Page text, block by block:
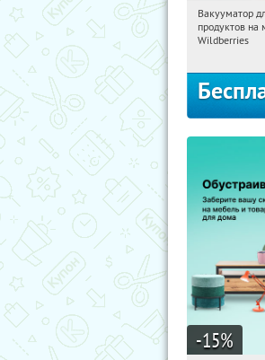
01:21:04
Россия
Вакууматор
продуктов на
Wildberries
-15%